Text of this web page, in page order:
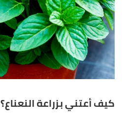
كيف أعتني بزراعة النعناع؟